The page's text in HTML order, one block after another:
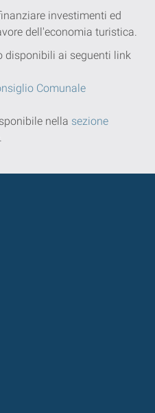
investimenti ed
dell'economia turistica.
disponibili ai seguenti link
Comunale
nella sezione